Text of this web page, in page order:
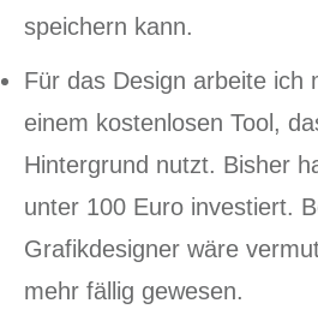
speichern kann.
Für das Design arbeite ich
einem kostenlosen Tool,
Hintergrund nutzt. Bisher
unter 100 Euro investiert.
Grafikdesigner wäre
mehr fällig gewesen.